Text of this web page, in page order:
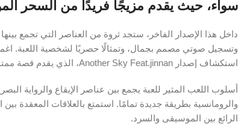
سواء، حيث يقدم مزيجًا فريدًا من السحر
داخل هذا الإصدار الفاخر، ستجد ثروة من العناصر التي تجمع
استكشاف إصدار Another Sky Feat.jinnan، الذي يقدم قصة ممتدة مع الشخصيات المحبوبة من السلسلة.
أسلوب اللعب المثير للعبة يجمع بين عناصر الإيقاع والرواية
والرومانسية بطريقة جديدة تمامًا. استمتع بالعلاقات المعقدة
الرائع بين الموسيقى والسرد.